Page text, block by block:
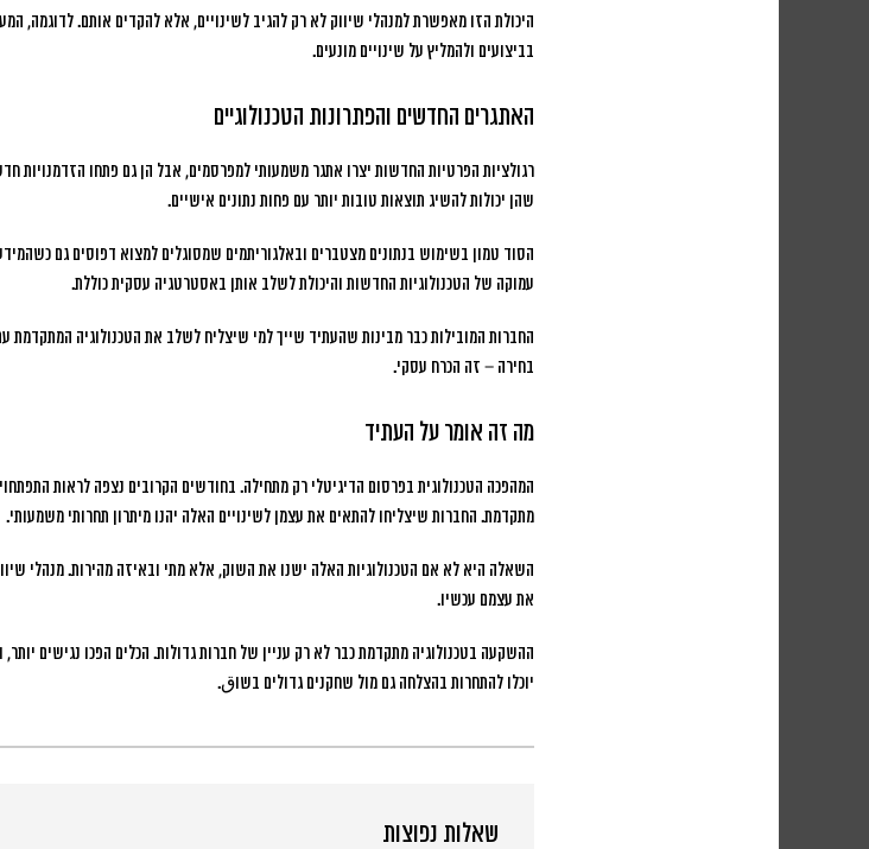
היכולת הזו מאפשרת למנהלי שיווק לא רק להגיב לשינויים, אלא להקדים אותם. לדוגמה,
בביצועים ולהמליץ על שינויים מונעים.
האתגרים החדשים והפתרונות הטכנולוגיים
רגולציות הפרטיות החדשות יצרו אתגר משמעותי למפרסמים, אבל הן גם פתחו הזדמנויות
שהן יכולות להשיג תוצאות טובות יותר עם פחות נתונים אישיים.
הסוד טמון בשימוש בנתונים מצטברים ובאלגוריתמים שמסוגלים למצוא דפוסים גם
עמוקה של הטכנולוגיות החדשות והיכולת לשלב אותן באסטרטגיה עסקית כוללת.
החברות המובילות כבר מבינות שהעתיד שייך למי שיצליח לשלב את הטכנולוגיה המתקדמת
בחירה – זה הכרח עסקי.
מה זה אומר על העתיד
המהפכה הטכנולוגית בפרסום הדיגיטלי רק מתחילה. בחודשים הקרובים נצפה לראות
מתקדמת. החברות שיצליחו להתאים את עצמן לשינויים האלה יהנו מיתרון תחרותי משמעותי.
השאלה היא לא אם הטכנולוגיות האלה ישנו את השוק, אלא מתי ובאיזה מהירות. מנהלי
את עצמם עכשיו.
ההשקעה בטכנולוגיה מתקדמת כבר לא רק עניין של חברות גדולות. הכלים הפכו נגישים
יוכלו להתחרות בהצלחה גם מול שחקנים גדולים בשוق.
שאלות נפוצות